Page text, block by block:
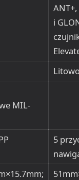
ANT+,
i
MIL-
5